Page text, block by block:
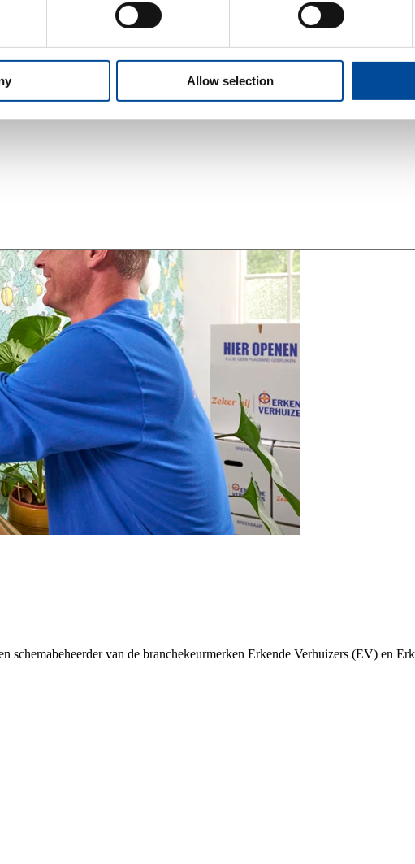
Allow selection
gebruiken?
verhuisbedrijven (maximaal 3) bij jou in de buurt!
schemabeheerder van de branchekeurmerken Erkende Verhuizers (EV) en